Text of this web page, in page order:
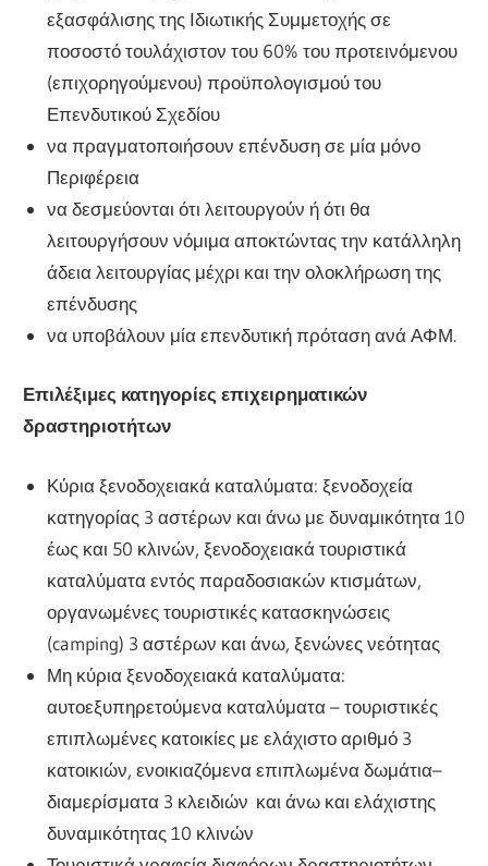
εξασφάλισης της Ιδιωτικής Συμμετοχής σε
ποσοστό τουλάχιστον του 60% του προτεινόμενου
(επιχορηγούμενου) προϋπολογισμού του
Επενδυτικού Σχεδίου
να πραγματοποιήσουν επένδυση σε μία μόνο
Περιφέρεια
να δεσμεύονται ότι λειτουργούν ή ότι θα
λειτουργήσουν νόμιμα αποκτώντας την κατάλληλη
άδεια λειτουργίας μέχρι και την ολοκλήρωση της
επένδυσης
να υποβάλουν μία επενδυτική πρόταση ανά ΑΦΜ.
Επιλέξιμες κατηγορίες επιχειρηματικών
δραστηριοτήτων
Κύρια ξενοδοχειακά καταλύματα: ξενοδοχεία
κατηγορίας 3 αστέρων και άνω με δυναμικότητα 10
έως και 50 κλινών, ξενοδοχειακά τουριστικά
καταλύματα εντός παραδοσιακών κτισμάτων,
οργανωμένες τουριστικές κατασκηνώσεις
(camping) 3 αστέρων και άνω, ξενώνες νεότητας
Μη κύρια ξενοδοχειακά καταλύματα:
αυτοεξυπηρετούμενα καταλύματα – τουριστικές
επιπλωμένες κατοικίες με ελάχιστο αριθμό 3
κατοικιών, ενοικιαζόμενα επιπλωμένα δωμάτια–
διαμερίσματα 3 κλειδιών και άνω και ελάχιστης
δυναμικότητας 10 κλινών